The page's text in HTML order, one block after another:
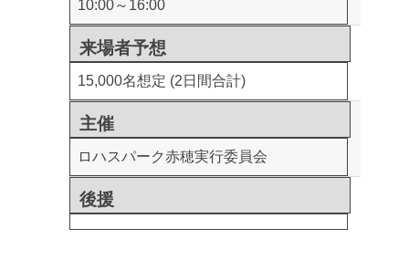
10:00～16:00
来場者予想
15,000名想定 (2日間合計)
主催
ロハスパーク赤穂実行委員会
後援